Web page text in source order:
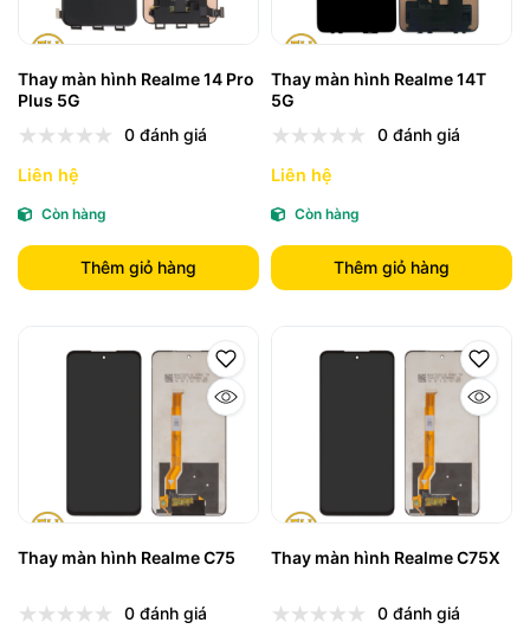
Thay màn hình Realme 14 Pro
Plus 5G
0 đánh giá
Liên hệ
Còn hàng
Thêm giỏ hàng
Thay màn hình Realme 14T
5G
0 đánh giá
Liên hệ
Còn hàng
Thêm giỏ hàng
Thay màn hình Realme C75
0 đánh giá
Thay màn hình Realme C75X
0 đánh giá